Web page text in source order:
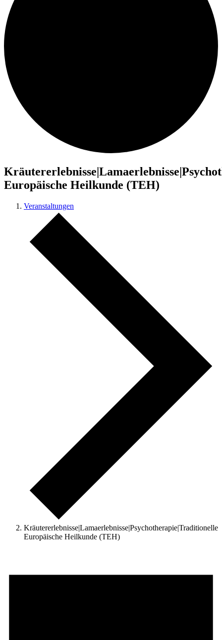
Europäische Heilkunde (TEH)
Veranstaltungen
Kräutererlebnisse|Lamaerlebnisse|Psychotherapie|Traditionelle
Europäische Heilkunde (TEH)